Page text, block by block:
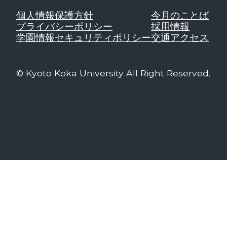
個人情報保護方針
プライバシーポリシー
学園情報セキュリティポリシー
今月のことば
採用情報
交通アクセス
© Kyoto Koka University All Right Reserved.